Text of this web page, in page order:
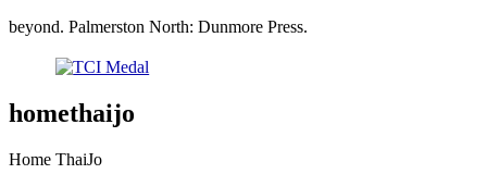
beyond. Palmerston North: Dunmore Press.
homethaijo
Home ThaiJo